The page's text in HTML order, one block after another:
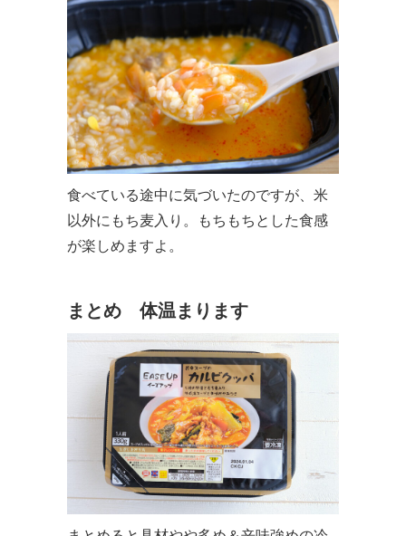
食べている途中に気づいたのですが、米
以外にもち麦入り。もちもちとした食感
が楽しめますよ。
まとめ 体温まります